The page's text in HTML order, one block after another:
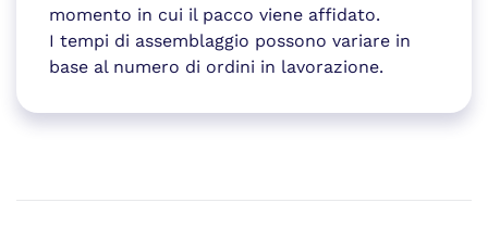
momento in cui il pacco viene affidato.
I tempi di assemblaggio possono variare in
base al numero di ordini in lavorazione.